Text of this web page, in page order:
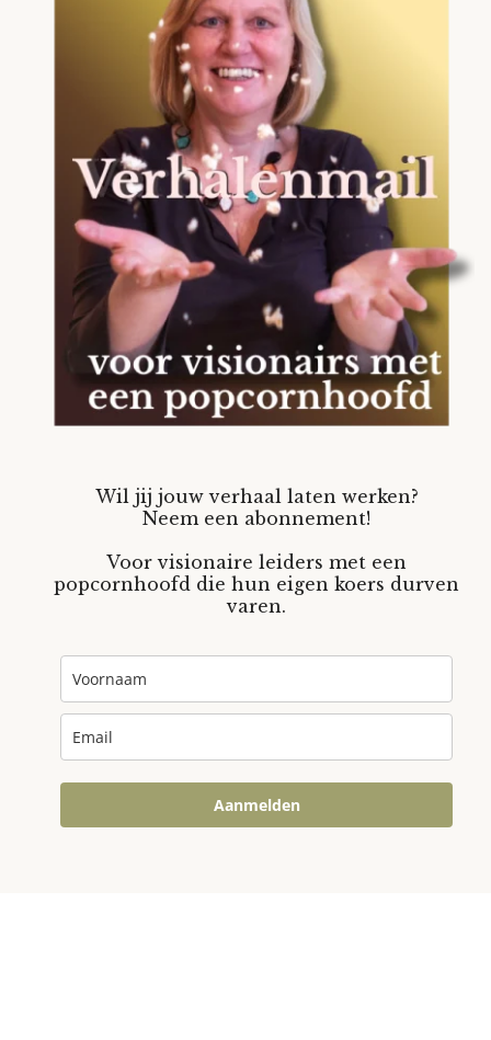
Wil jij jouw verhaal laten werken?
Neem een abonnement!
Voor visionaire leiders met een
popcornhoofd die hun eigen koers durven
varen.
Aanmelden